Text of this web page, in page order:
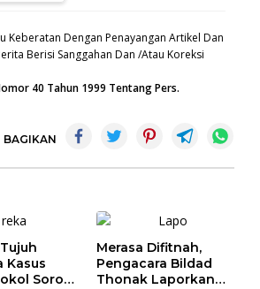
Keberatan Dengan Penayangan Artikel Dan
Berisi Sanggahan Dan /Atau Koreksi
40 Tahun 1999 Tentang Pers.
BAGIKAN
Kasus
Soroti
Merasa Difitnah,
Pengacara Bildad
Thonak Laporkan